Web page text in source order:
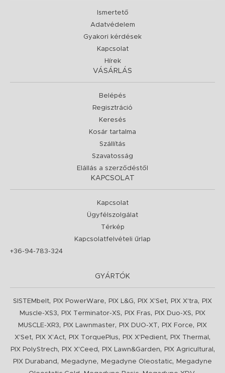
Ismertető
Adatvédelem
Gyakori kérdések
Kapcsolat
Hírek
VÁSÁRLÁS
Belépés
Regisztráció
Keresés
Kosár tartalma
Szállítás
Szavatosság
Elállás a szerződéstől
KAPCSOLAT
Kapcsolat
Ügyfélszolgálat
Térkép
Kapcsolatfelvételi űrlap
+36-94-783-324
GYÁRTÓK
SISTEMbelt, PIX PowerWare, PIX L&G, PIX X'Set, PIX X'tra,
PIX
Muscle-XS3, PIX Terminator-XS, PIX Fras, PIX Duo-XS,
PIX
MUSCLE-XR3, PIX Lawnmaster, PIX DUO-XT , PIX Force,
PIX
X'Set, PIX X'Act, PIX TorquePlus, PIX X'Pedient, PIX Thermal ,
PIX PolyStrech, PIX X'Ceed , PIX Lawn&Garden, PIX Agricultural ,
PIX Duraband , Megadyne, Megadyne Oleostatic,
Megadyne